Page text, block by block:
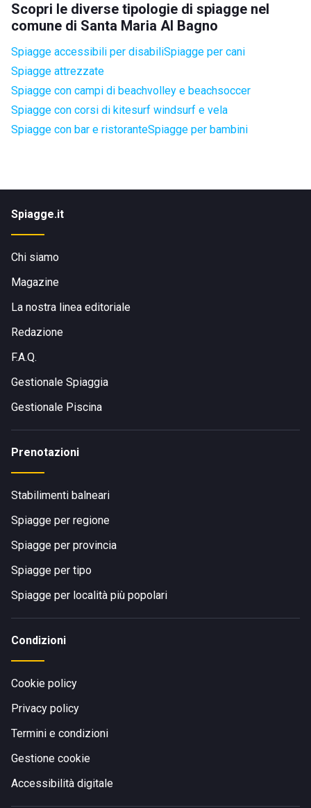
Scopri le diverse tipologie di spiagge nel
comune di Santa Maria Al Bagno
Spiagge accessibili per disabiliSpiagge per cani
Spiagge attrezzate
Spiagge con campi di beachvolley e beachsoccer
Spiagge con corsi di kitesurf windsurf e vela
Spiagge con bar e ristoranteSpiagge per bambini
Spiagge.it
Chi siamo
Magazine
La nostra linea editoriale
Redazione
F.A.Q.
Gestionale Spiaggia
Gestionale Piscina
Prenotazioni
Stabilimenti balneari
Spiagge per regione
Spiagge per provincia
Spiagge per tipo
Spiagge per località più popolari
Condizioni
Cookie policy
Privacy policy
Termini e condizioni
Gestione cookie
Accessibilità digitale